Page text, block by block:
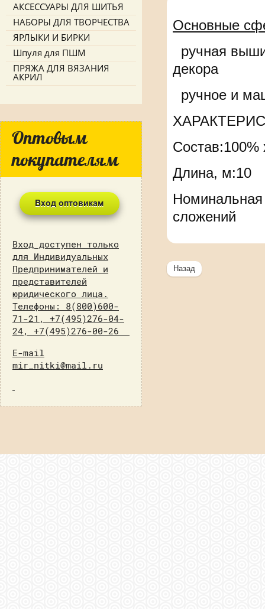
Основные
ручная
декора
ручное и
Состав:100%
Длина, м:10
Номинальная
сложений
Назад
АКСЕССУАРЫ ДЛЯ ШИТЬЯ
НАБОРЫ ДЛЯ ТВОРЧЕСТВА
ЯРЛЫКИ И БИРКИ
Шпуля для ПШМ
ПРЯЖА ДЛЯ ВЯЗАНИЯ
АКРИЛ
Оптовым
покупателям
Вход доступен только
для Индивидуальных
Предпринимателей и
представителей
юридического лица.
Телефоны: 8(800)600-
71-21, +7(495)276-04-
24, +7(495)276-00-26
E-mail
mir_nitki@mail.ru